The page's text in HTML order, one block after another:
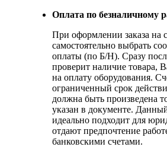
Оплата по безналичному
При оформлении заказа на
самостоятельно выбрать
оплаты (по Б/Н). Сразу
проверит наличие товара,
на оплату оборудования.
ограниченный срок
должна быть произведена
указан в документе.
идеально подходит для
отдают предпочтение
банковскими счетами.